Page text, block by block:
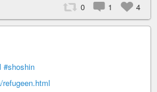
0 1 4
#shoshin